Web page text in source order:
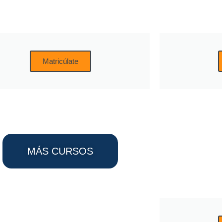
Matricúlate
MÁS CURSOS